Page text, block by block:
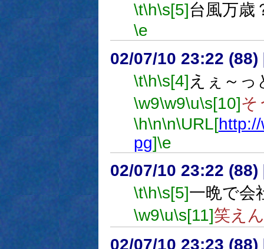
\t\h\s[5]台風万歳
\e
02/07/10 23:22 (88)
\t\h\s[4] えぇ～っ
\w9\w9\u\s[10]そ
\h\n\n\URL[
pg]\e
02/07/10 23:22 (88)
\t\h\s[5]一晩で会
\w9\u\s[11]笑え
02/07/10 23:23 (88)